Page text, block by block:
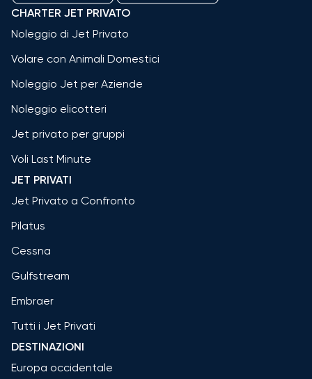
CHARTER JET PRIVATO
Noleggio di Jet Privato
Volare con Animali Domestici
Noleggio Jet per Aziende
Noleggio elicotteri
Jet privato per gruppi
Voli Last Minute
JET PRIVATI
Jet Privato a Confronto
Pilatus
Cessna
Gulfstream
Embraer
Tutti i Jet Privati
DESTINAZIONI
Europa occidentale